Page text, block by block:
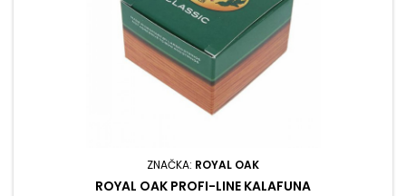
ZNAČKA: ROYAL OAK
ROYAL OAK PROFI-LINE KALAFUNA